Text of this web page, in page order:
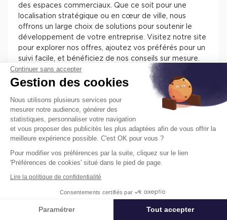
Affiner ma recherche
des espaces commerciaux. Que ce soit pour une
localisation stratégique ou en cœur de ville, nous
offrons un large choix de solutions pour soutenir le
développement de votre entreprise. Visitez notre site
pour explorer nos offres, ajoutez vos préférés pour un
suivi facile, et bénéficiez de nos conseils sur mesure.
Chez Cushman & Wakefield, nous nous engageons à
vous assister dans la sélection de l'espace parfait pour
Trouvez facilement nos annonces de
locaux à louer ou à vendre en France
pour installer votre entreprise.
Les différentes offres de locaux en France présentent
trouverez des informations concernant l’actif, des
Continuer sans accepter
Gestion des cookies
Nous utilisons plusieurs services pour
mesurer notre audience, générer des
statistiques, personnaliser votre navigation
et vous proposer des publicités les plus adaptées afin de vous offrir la
meilleure expérience possible. C'est OK pour vous ?
Pour modifier vos préférences par la suite, cliquez sur le lien
'Préférences de cookies' situé dans le pied de page.
Lire la politique de confidentialité
Consentements certifiés par
Paramétrer Tout accepter